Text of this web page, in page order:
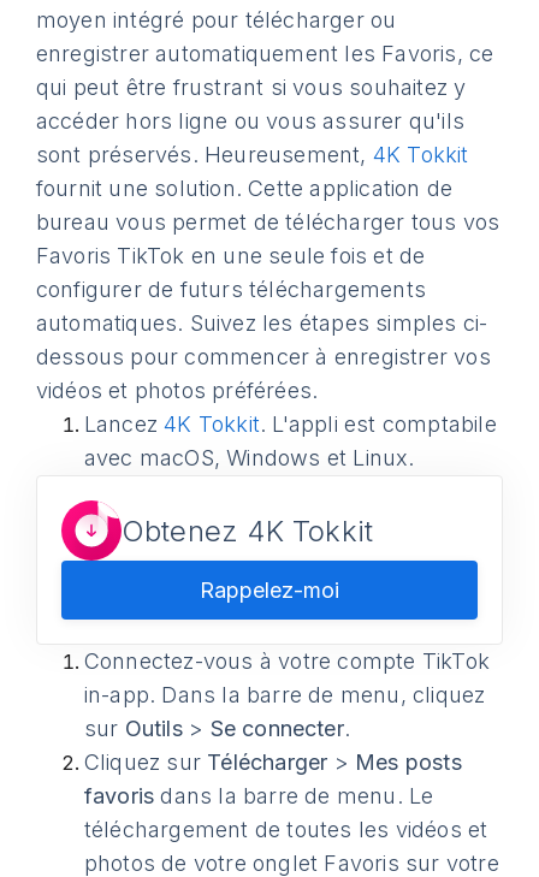
moyen intégré pour télécharger ou
enregistrer automatiquement les Favoris, ce
qui peut être frustrant si vous souhaitez y
accéder hors ligne ou vous assurer qu'ils
sont préservés. Heureusement, 4K Tokkit
fournit une solution. Cette application de
bureau vous permet de télécharger tous vos
Favoris TikTok en une seule fois et de
configurer de futurs téléchargements
automatiques. Suivez les étapes simples ci-
dessous pour commencer à enregistrer vos
vidéos et photos préférées.
Lancez4K Tokkit. L'appli est comptabile
avec macOS, Windows et Linux.
Obtenez 4K Tokkit
Rappelez-moi
Connectez-vous à votre compte TikTok
in-app. Dans la barre de menu, cliquez
sur Outils> Se connecter.
Cliquez sur Télécharger > Mes posts
favoris dans la barre de menu. Le
téléchargement de toutes les vidéos et
photos de votre onglet Favoris sur votre